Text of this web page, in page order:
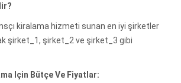
kiralama hizmeti sunan en iyi şirketler
şirket_1, şirket_2 ve şirket_3 gibi
Için Bütçe Ve Fiyatlar: